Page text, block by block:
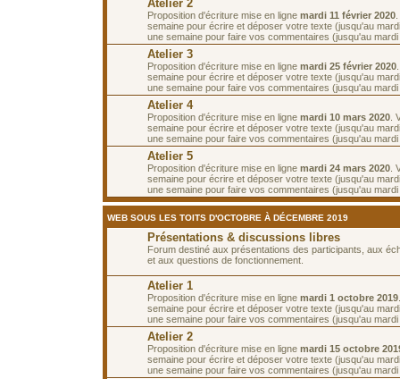
Atelier 2
Proposition d'écriture mise en ligne mardi 11 février 2020
semaine pour écrire et déposer votre texte (jusqu'au
une semaine pour faire vos commentaires (jusqu'au
Atelier 3
Proposition d'écriture mise en ligne mardi 25 février 2020
semaine pour écrire et déposer votre texte (jusqu'au
une semaine pour faire vos commentaires (jusqu'au
Atelier 4
Proposition d'écriture mise en ligne mardi 10 mars 2020 .
semaine pour écrire et déposer votre texte (jusqu'au
une semaine pour faire vos commentaires (jusqu'au
Atelier 5
Proposition d'écriture mise en ligne mardi 24 mars 2020 .
semaine pour écrire et déposer votre texte (jusqu'au
une semaine pour faire vos commentaires (jusqu'au
WEB SOUS LES TOITS D'OCTOBRE À DÉCEMBRE 2019
Présentations & discussions libres
Forum destiné aux présentations des participants, aux
et aux questions de fonctionnement.
Atelier 1
Proposition d'écriture mise en ligne mardi 1 octobre 2019
semaine pour écrire et déposer votre texte (jusqu'au
une semaine pour faire vos commentaires (jusqu'au
Atelier 2
Proposition d'écriture mise en ligne mardi 15 octobre
semaine pour écrire et déposer votre texte (jusqu'au
une semaine pour faire vos commentaires (jusqu'au